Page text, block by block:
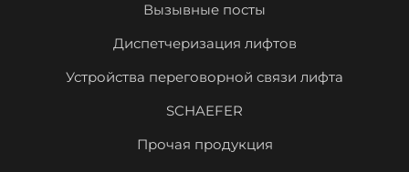
Вызывные посты
Диспетчеризация лифтов
Устройства переговорной связи лифта
SCHAEFER
Прочая продукция